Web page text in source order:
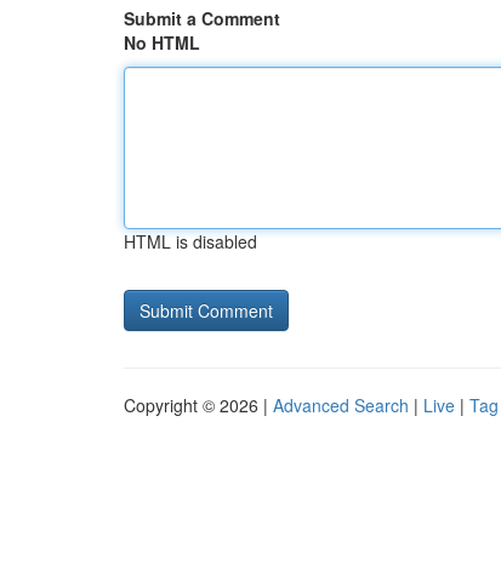
Submit a Comment
No HTML
HTML is disabled
Copyright © 2026 | Advanced Search | Live |